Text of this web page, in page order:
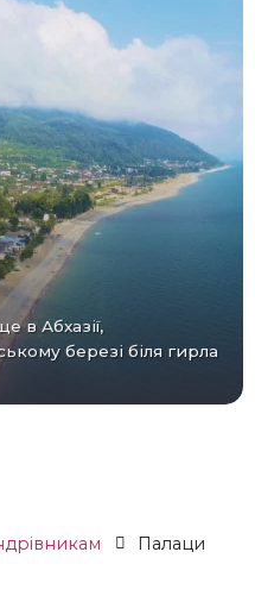
березі біля гирла
Палаци